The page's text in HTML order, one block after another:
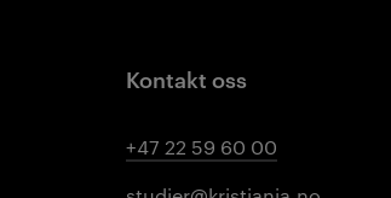
Kontakt oss
+47 22 59 60 00